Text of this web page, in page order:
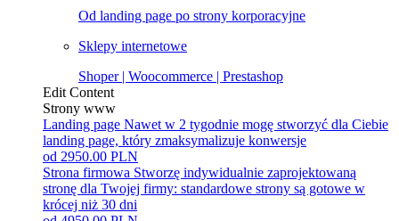
Od landing page po strony korporacyjne
Sklepy internetowe
Shoper | Woocommerce | Prestashop
Edit Content
Strony www
Landing page Nawet w 2 tygodnie mogę stworzyć dla Ciebie
landing page, który zmaksymalizuje konwersje
od 2950.00 PLN
Strona firmowa Stworzę indywidualnie zaprojektowaną
stronę dla Twojej firmy: standardowe strony są gotowe w
krócej niż 30 dni